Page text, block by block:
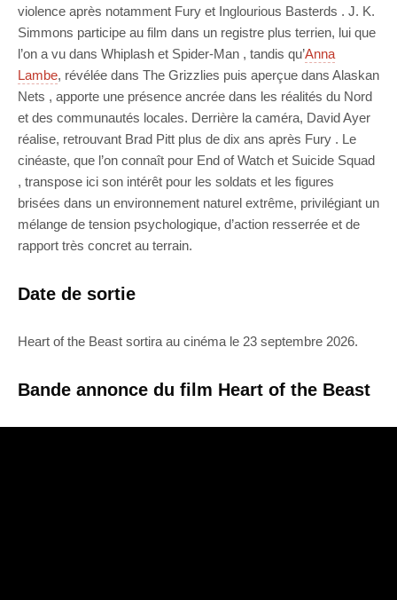
violence après notamment Fury et Inglourious Basterds . J. K.
Simmons participe au film dans un registre plus terrien, lui que
l’on a vu dans Whiplash et Spider-Man , tandis qu’Anna
Lambe, révélée dans The Grizzlies puis aperçue dans Alaskan
Nets , apporte une présence ancrée dans les réalités du Nord
et des communautés locales. Derrière la caméra, David Ayer
réalise, retrouvant Brad Pitt plus de dix ans après Fury . Le
cinéaste, que l’on connaît pour End of Watch et Suicide Squad
, transpose ici son intérêt pour les soldats et les figures
brisées dans un environnement naturel extrême, privilégiant un
mélange de tension psychologique, d’action resserrée et de
rapport très concret au terrain.
Date de sortie
Heart of the Beast sortira au cinéma le 23 septembre 2026.
Bande annonce du film Heart of the Beast